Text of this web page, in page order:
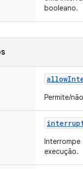
booleano.
allow
Permite/
Interrompe
execução.